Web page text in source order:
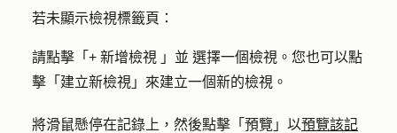
若未顯示檢視標籤頁：
請點擊「 + 新增檢視 」 並 選擇一個檢視 。您也可以點
擊「 建立新檢視 」來建立一個新的檢視。
將滑鼠懸停在記錄 上，然後點擊「 預覽 」以預覽該記